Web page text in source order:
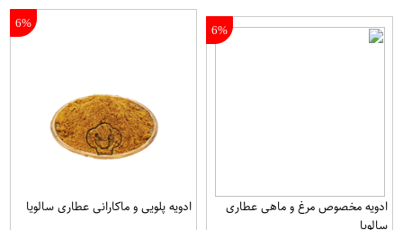
6%
ادویه مخصوص مرغ و ماهی عطاری
سالویا
6%
ادویه پلویی و ماکارانی عطاری سالویا